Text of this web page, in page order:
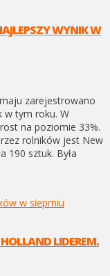
WYNIK W
zarejestrowano
w tym roku. W
na poziomie 33%.
rolników jest New
190 sztuk. Była
LIDEREM.